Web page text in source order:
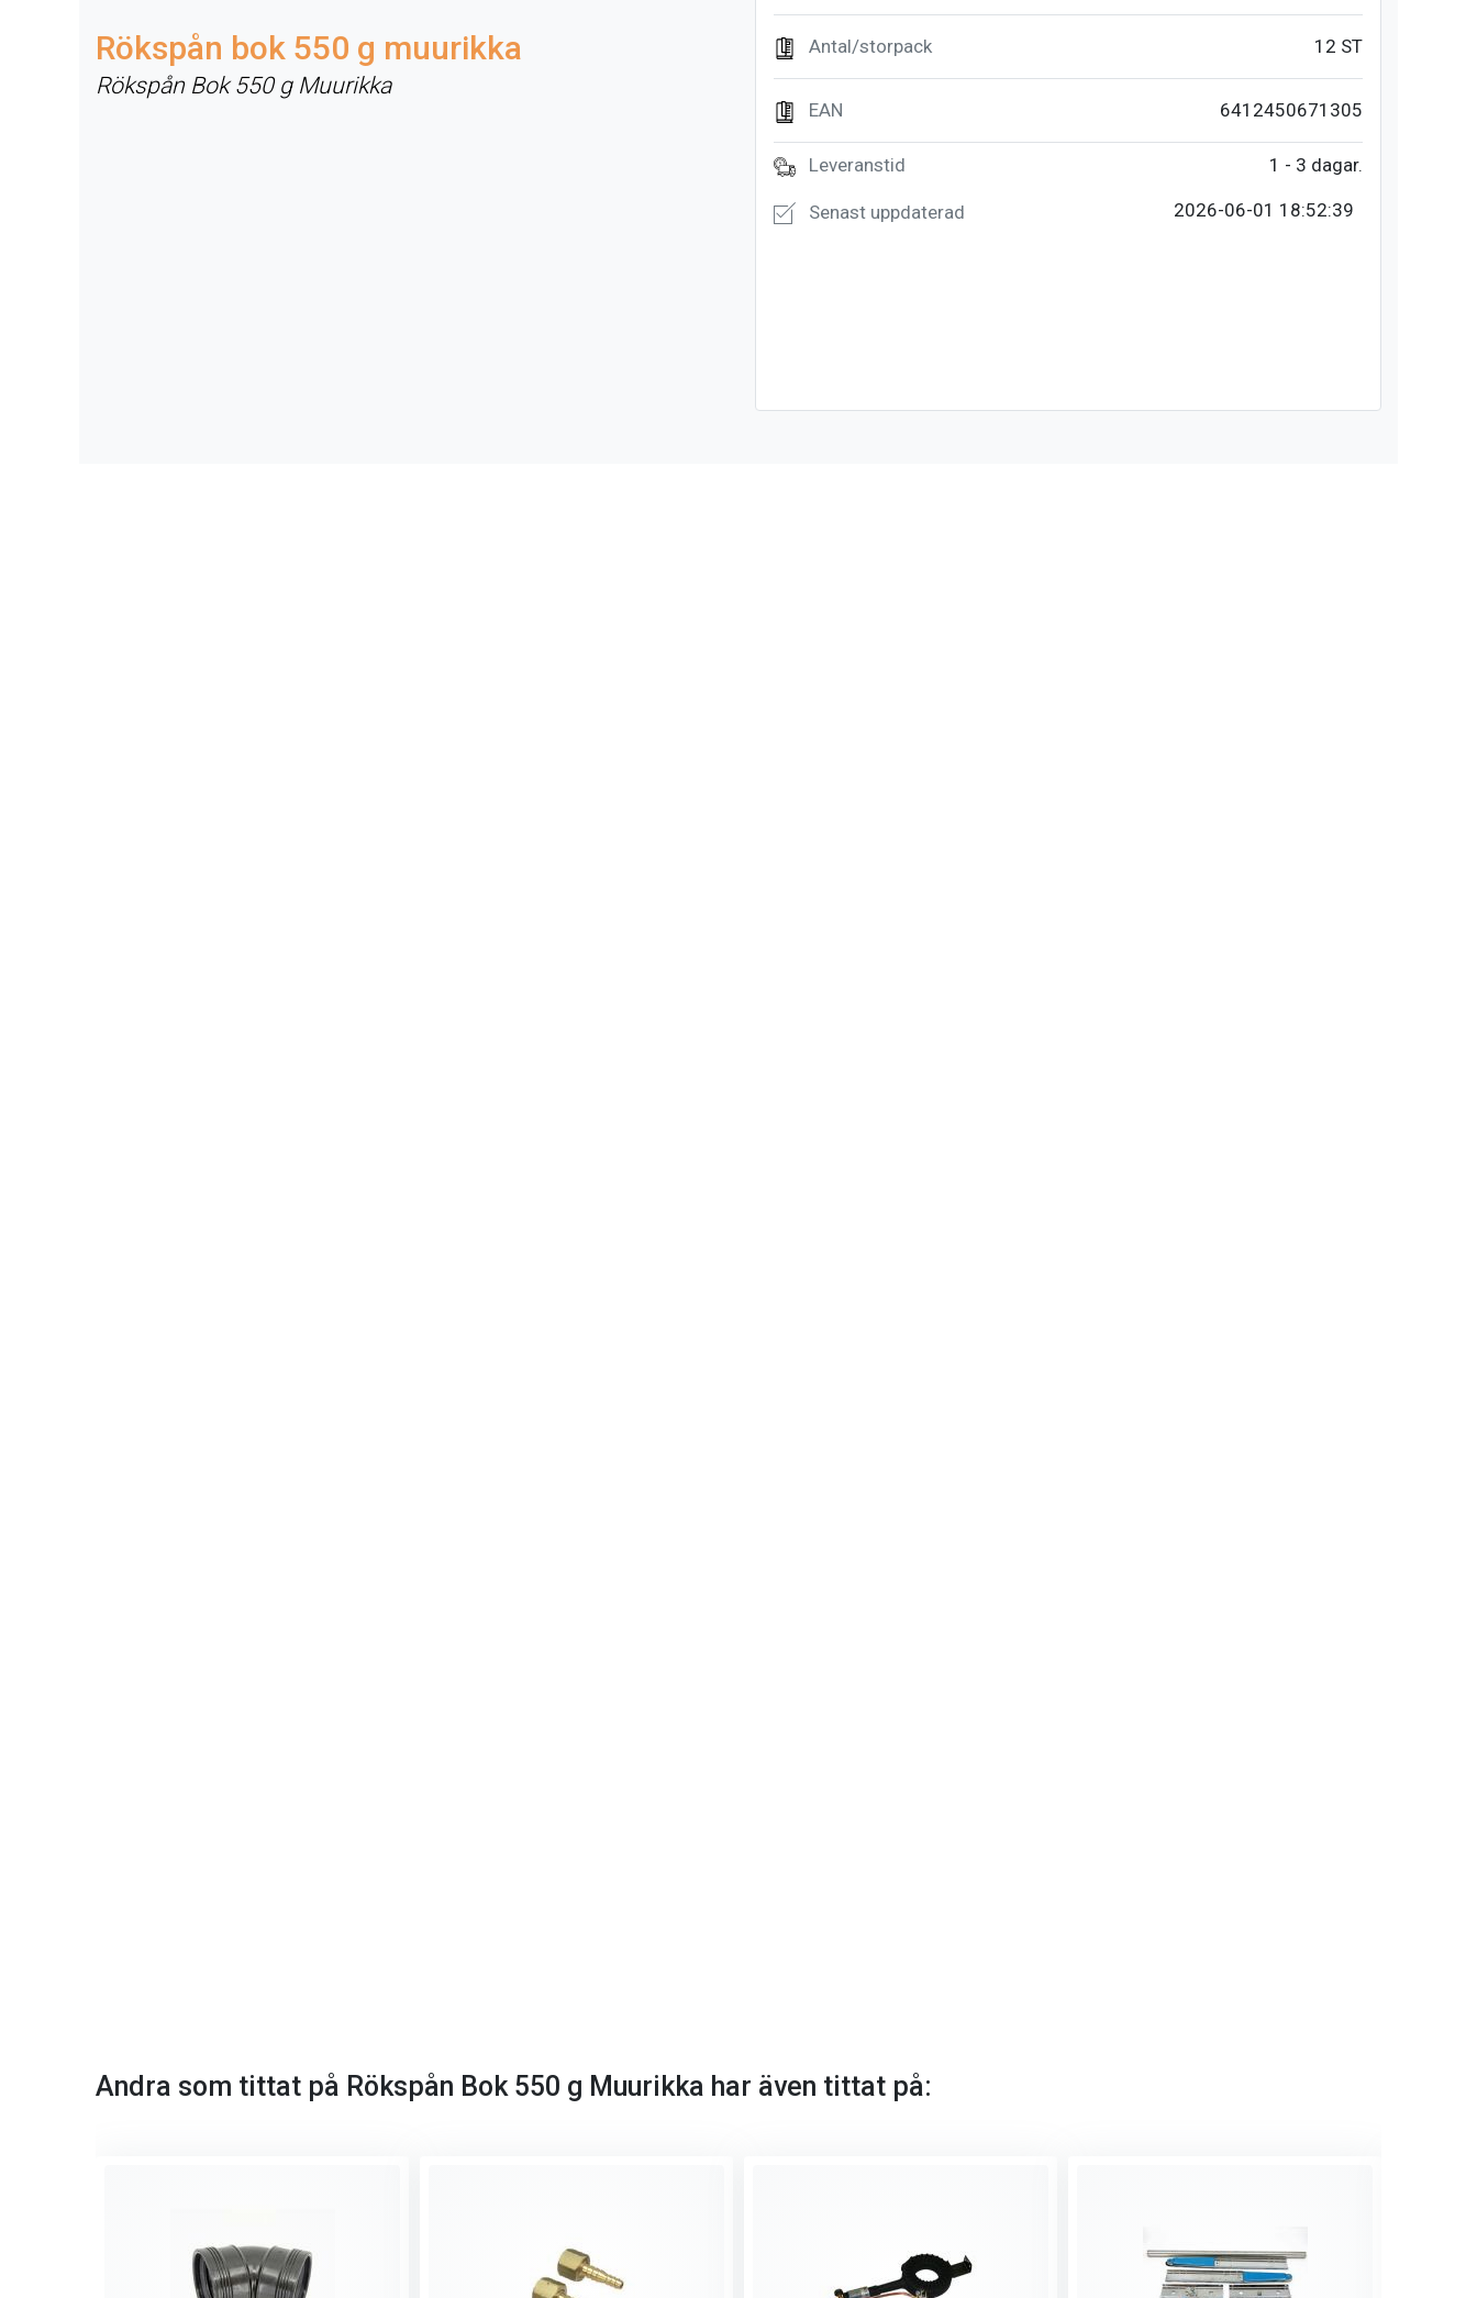
Rökspån bok 550 g muurikka
Rökspån Bok 550 g Muurikka
12 ST
Antal/storpack
6412450671305
EAN
1 - 3 dagar.
Leveranstid
2026-06-01 18:52:39
Senast uppdaterad
Andra som tittat på Rökspån Bok 550 g Muurikka har även tittat på: